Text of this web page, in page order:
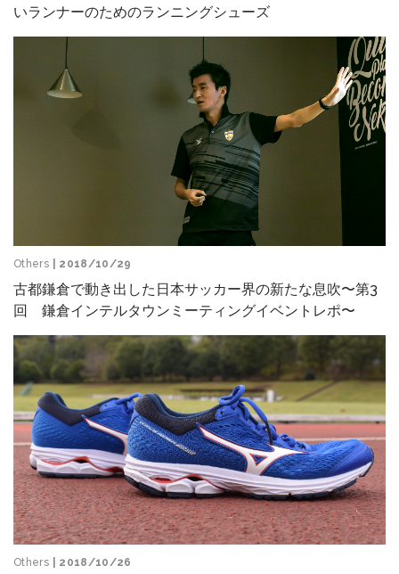
いランナーのためのランニングシューズ
Others | 2018/10/29
古都鎌倉で動き出した日本サッカー界の新たな息吹〜第3
回 鎌倉インテルタウンミーティングイベントレポ〜
Others | 2018/10/26